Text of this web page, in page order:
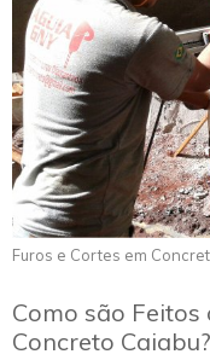
Furos e Cortes em
Como são Feitos
Concreto Caiabu?